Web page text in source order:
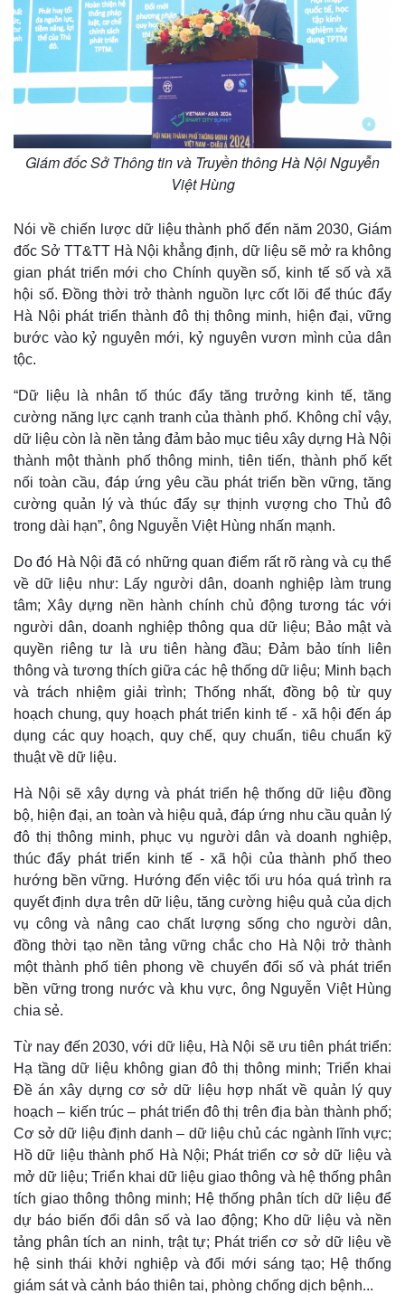
Pháp luật
Vụ án
Tin nóng
Tư vấn luật
Quân sự - Quốc phòng
Vũ khí
Việt Nam
Phân tích
Giám đốc Sở Thông tin và Truyền thông Hà Nội Nguyễn
Việt Hùng
Nói về chiến lược dữ liệu thành phố đến năm 2030, Giám
đốc Sở TT&TT Hà Nội khẳng định, dữ liệu sẽ mở ra không
gian phát triển mới cho Chính quyền số, kinh tế số và xã
hội số. Đồng thời trở thành nguồn lực cốt lõi để thúc đẩy
Hà Nội phát triển thành đô thị thông minh, hiện đại, vững
bước vào kỷ nguyên mới, kỷ nguyên vươn mình của dân
tộc.
“Dữ liệu là nhân tố thúc đẩy tăng trưởng kinh tế, tăng
cường năng lực cạnh tranh của thành phố. Không chỉ vậy,
dữ liệu còn là nền tảng đảm bảo mục tiêu xây dựng Hà Nội
thành một thành phố thông minh, tiên tiến, thành phố kết
nối toàn cầu, đáp ứng yêu cầu phát triển bền vững, tăng
cường quản lý và thúc đẩy sự thịnh vượng cho Thủ đô
trong dài hạn”, ông Nguyễn Việt Hùng nhấn mạnh.
Do đó Hà Nội đã có những quan điểm rất rõ ràng và cụ thể
về dữ liệu như: Lấy người dân, doanh nghiệp làm trung
tâm; Xây dựng nền hành chính chủ động tương tác với
người dân, doanh nghiệp thông qua dữ liệu; Bảo mật và
quyền riêng tư là ưu tiên hàng đầu; Đảm bảo tính liên
thông và tương thích giữa các hệ thống dữ liệu; Minh bạch
và trách nhiệm giải trình; Thống nhất, đồng bộ từ quy
hoạch chung, quy hoạch phát triển kinh tế - xã hội đến áp
dụng các quy hoạch, quy chế, quy chuẩn, tiêu chuẩn kỹ
thuật về dữ liệu.
Hà Nội sẽ xây dựng và phát triển hệ thống dữ liệu đồng
bộ, hiện đại, an toàn và hiệu quả, đáp ứng nhu cầu quản lý
đô thị thông minh, phục vụ người dân và doanh nghiệp,
thúc đẩy phát triển kinh tế - xã hội của thành phố theo
hướng bền vững. Hướng đến việc tối ưu hóa quá trình ra
quyết định dựa trên dữ liệu, tăng cường hiệu quả của dịch
vụ công và nâng cao chất lượng sống cho người dân,
đồng thời tạo nền tảng vững chắc cho Hà Nội trở thành
một thành phố tiên phong về chuyển đổi số và phát triển
bền vững trong nước và khu vực, ông Nguyễn Việt Hùng
chia sẻ.
Từ nay đến 2030, với dữ liệu, Hà Nội sẽ ưu tiên phát triển:
Hạ tầng dữ liệu không gian đô thị thông minh; Triển khai
Đề án xây dựng cơ sở dữ liệu hợp nhất về quản lý quy
hoạch – kiến trúc – phát triển đô thị trên địa bàn thành phố;
Cơ sở dữ liệu định danh – dữ liệu chủ các ngành lĩnh vực;
Hồ dữ liệu thành phố Hà Nội; Phát triển cơ sở dữ liệu và
mở dữ liệu; Triển khai dữ liệu giao thông và hệ thống phân
tích giao thông thông minh; Hệ thống phân tích dữ liệu để
dự báo biến đổi dân số và lao động; Kho dữ liệu và nền
tảng phân tích an ninh, trật tự; Phát triển cơ sở dữ liệu về
hệ sinh thái khởi nghiệp và đổi mới sáng tạo; Hệ thống
giám sát và cảnh báo thiên tai, phòng chống dịch bệnh...